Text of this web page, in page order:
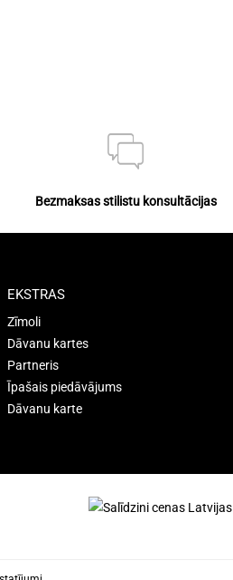
Bezmaksas stilistu konsultācijas
EKSTRAS
Zīmoli
Dāvanu kartes
Partneris
Īpašais piedāvājums
Dāvanu karte